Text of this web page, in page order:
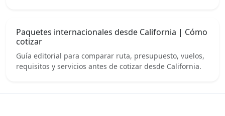
Paquetes internacionales desde California | Cómo
cotizar
Guía editorial para comparar ruta, presupuesto, vuelos,
requisitos y servicios antes de cotizar desde California.